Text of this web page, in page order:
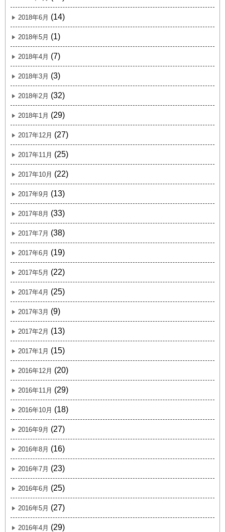
2018年6月 (14)
2018年5月 (1)
2018年4月 (7)
2018年3月 (3)
2018年2月 (32)
2018年1月 (29)
2017年12月 (27)
2017年11月 (25)
2017年10月 (22)
2017年9月 (13)
2017年8月 (33)
2017年7月 (38)
2017年6月 (19)
2017年5月 (22)
2017年4月 (25)
2017年3月 (9)
2017年2月 (13)
2017年1月 (15)
2016年12月 (20)
2016年11月 (29)
2016年10月 (18)
2016年9月 (27)
2016年8月 (16)
2016年7月 (23)
2016年6月 (25)
2016年5月 (27)
2016年4月 (29)